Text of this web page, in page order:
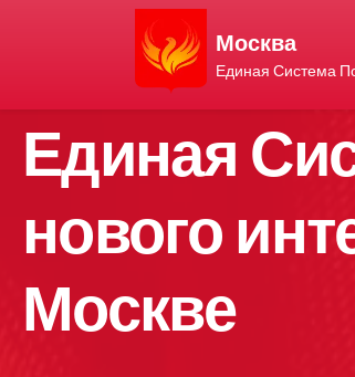
Москва
Единая Система
Единая
нового
Москве